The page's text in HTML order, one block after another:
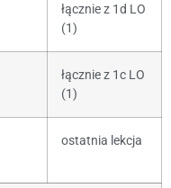
łącznie z 1d LO
(1)
łącznie z 1c LO
(1)
ostatnia lekcja